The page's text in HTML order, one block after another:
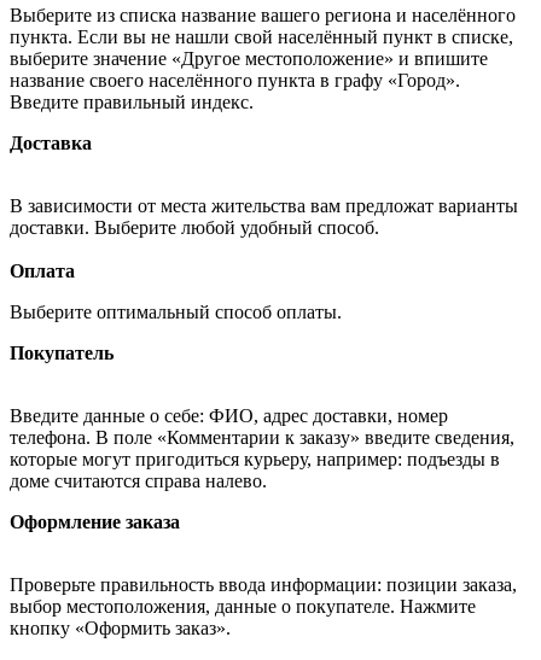
Выберите из списка название вашего региона и населённого
пункта. Если вы не нашли свой населённый пункт в списке,
выберите значение «Другое местоположение» и впишите
название своего населённого пункта в графу «Город».
Введите правильный индекс.
Доставка
В зависимости от места жительства вам предложат варианты
доставки. Выберите любой удобный способ.
Оплата
Выберите оптимальный способ оплаты.
Покупатель
Введите данные о себе: ФИО, адрес доставки, номер
телефона. В поле «Комментарии к заказу» введите сведения,
которые могут пригодиться курьеру, например: подъезды в
доме считаются справа налево.
Оформление заказа
Проверьте правильность ввода информации: позиции заказа,
выбор местоположения, данные о покупателе. Нажмите
кнопку «Оформить заказ».